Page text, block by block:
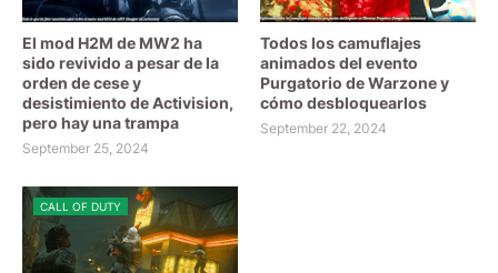
El mod H2M de MW2 ha
sido revivido a pesar de la
orden de cese y
desistimiento de Activision,
pero hay una trampa
September 25, 2024
Todos los camuflajes
animados del evento
Purgatorio de Warzone y
cómo desbloquearlos
September 22, 2024
CALL OF DUTY